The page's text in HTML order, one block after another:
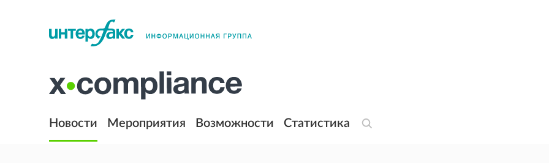
Новости Мероприятия Возможности Статистика